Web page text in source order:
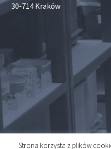
30-714 Kraków
Strona korzysta z plików